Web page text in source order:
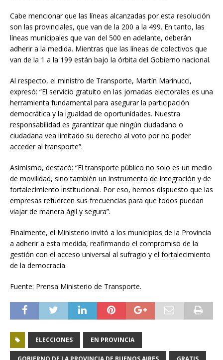
Cabe mencionar que las líneas alcanzadas por esta resolución
son las provinciales, que van de la 200 a la 499. En tanto, las
líneas municipales que van del 500 en adelante, deberán
adherir a la medida. Mientras que las líneas de colectivos que
van de la 1 a la 199 están bajo la órbita del Gobierno nacional.
Al respecto, el ministro de Transporte, Martín Marinucci,
expresó: “El servicio gratuito en las jornadas electorales es una
herramienta fundamental para asegurar la participación
democrática y la igualdad de oportunidades. Nuestra
responsabilidad es garantizar que ningún ciudadano o
ciudadana vea limitado su derecho al voto por no poder
acceder al transporte”.
Asimismo, destacó: “El transporte público no solo es un medio
de movilidad, sino también un instrumento de integración y de
fortalecimiento institucional. Por eso, hemos dispuesto que las
empresas refuercen sus frecuencias para que todos puedan
viajar de manera ágil y segura”.
Finalmente, el Ministerio invitó a los municipios de la Provincia
a adherir a esta medida, reafirmando el compromiso de la
gestión con el acceso universal al sufragio y el fortalecimiento
de la democracia.
Fuente: Prensa Ministerio de Transporte.
ELECCIONES EN PROVINCIA